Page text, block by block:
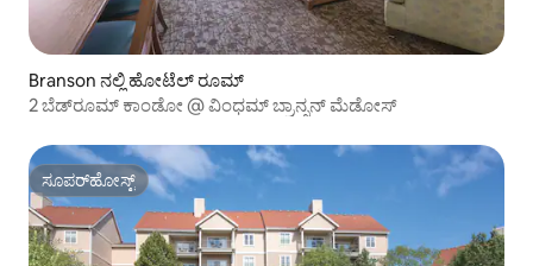
Branson ನಲ್ಲಿ ಹೋಟೆಲ್ ರೂಮ್
2 ಬೆಡ್‌ರೂಮ್ ಕಾಂಡೋ @ ವಿಂಧಮ್ ಬ್ರಾನ್ಸನ್ ಮೆಡೋಸ್
ಸೂಪರ್‌ಹೋಸ್ಟ್
ಸೂಪರ್‌ಹೋಸ್ಟ್